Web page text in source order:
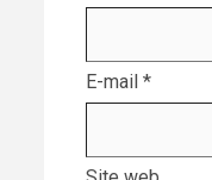
E-mail *